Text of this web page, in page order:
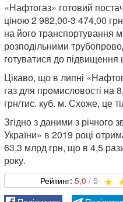
«Нафтогаз» готовий
ціною 2 982,00-3 474,00
на його транспортування
розподільними
готуватися до підвищення
Цікаво, що в липні
газ для промисловості на
грн/тис. куб. м. Схоже, це
Згідно з даними з річного
України» в 2019 році
63,3 млрд грн, що в 4,5
року.
5,0